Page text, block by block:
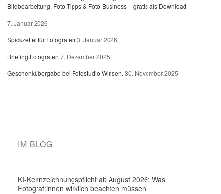
Bildbearbeitung, Foto-Tipps & Foto-Business – gratis als Download
7. Januar 2026
Spickzettel für Fotografen 3. Januar 2026
Briefing Fotografen 7. Dezember 2025
Geschenkübergabe bei Fotostudio Winsen. 30. November 2025
IM BLOG
KI-Kennzeichnungspflicht ab August 2026: Was
Fotograf:innen wirklich beachten müssen